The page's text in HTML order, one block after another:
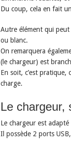
Du coup, cela en fait
Autre élément qui
ou blanc.
On remarquera
(le chargeur) est
En soit, c’est
charge.
Le chargeur,
Le chargeur est
Il possède 2 ports